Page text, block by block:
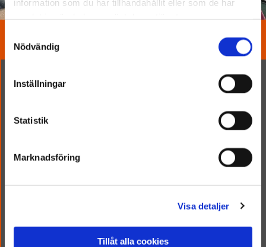
information som du har tillhandahållit eller som de har
Nödvändig
Inställningar
Statistik
Marknadsföring
Visa detaljer
Tillåt alla cookies